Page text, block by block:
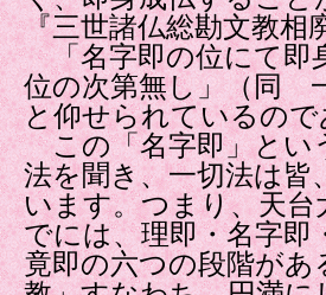
『三世諸仏総勘文教相
「名字即の位にて即
位の次第無し」（同
と仰せられているの
この「名字即」とい
法を聞き、一切法は皆
います。つまり、天
でには、理即・名字即
竟即の六つの段階が